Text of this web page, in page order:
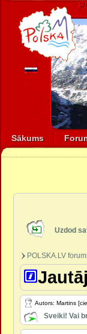
Sākums
Uzdod
POLSKA.LV
Autors: Martins
Sveiki! Vai